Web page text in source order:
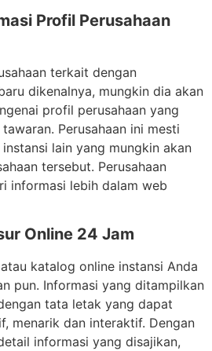
Profil Perusahaan
terkait dengan
dikenalnya, mungkin dia akan
profil perusahaan yang
Perusahaan ini mesti
lain yang mungkin akan
tersebut. Perusahaan
informasi lebih dalam web
Online 24 Jam
katalog online instansi Anda
pun. Informasi yang ditampilkan
tata letak yang dapat
menarik dan interaktif. Dengan
informasi yang disajikan,